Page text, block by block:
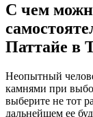
С чем
Паттайе в
Неопытный
камнями при
выберите не тот
дальнейшем ее